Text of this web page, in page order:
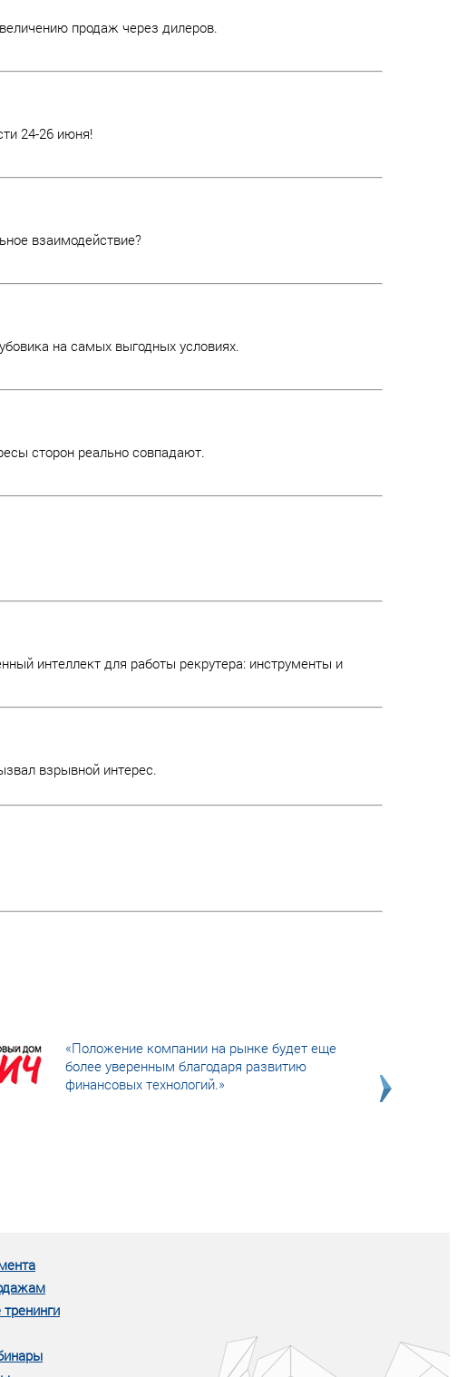
продаж через дилеров.
24-26 июня!
взаимодействие?
на самых выгодных условиях.
сторон реально совпадают.
интеллект для работы рекрутера: инструменты и
взрывной интерес.
«Положение компании на рынке будет еще
более уверенным благодаря развитию
финансовых технологий.»